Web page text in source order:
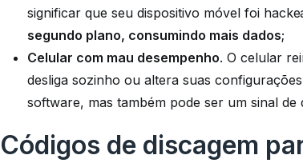
significar que seu dispositivo móvel foi
segundo plano, consumindo mais dados;
Celular com mau desempenho. O celular
desliga sozinho ou altera suas
software, mas também pode ser um sinal
Códigos de discagem